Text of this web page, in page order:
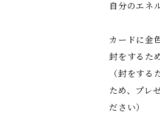
自分のエネ
カードに金
封をするた
（封をす
ため、プレ
ださい）